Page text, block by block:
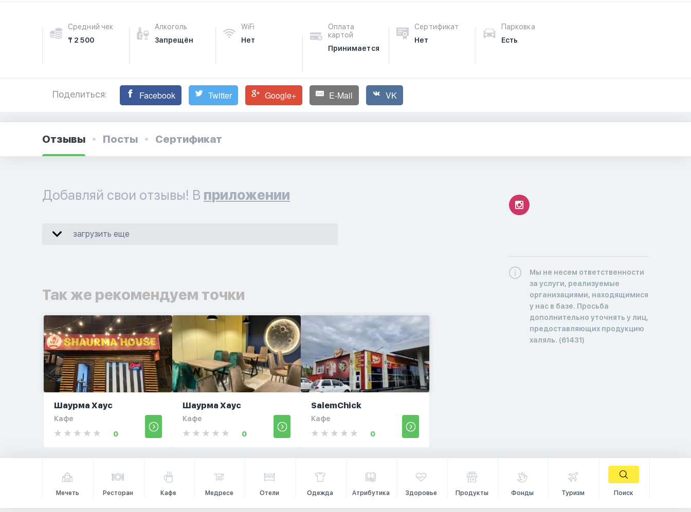
Средний чек
₸ 2 500
Алкоголь
Запрещён
WiFi
Нет
Оплата
картой
Принимается
Сертификат
Нет
Парковка
Есть
Поделиться: Facebook Twitter Google+ E-Mail VK
Отзывы Посты Сертификат
Добавляй свои отзывы! В приложении
загрузить еще
Так же рекомендуем точки
Шаурма Хаус
Кафе
0
Шаурма Хаус
Кафе
0
SalemChick
Кафе
0
Мы не несем ответственности
за услуги, реализуемые
организациями, находящимися
у нас в базе. Просьба
дополнительно уточнять у лиц,
предоставляющих продукцию
халяль. (61431)
Мечеть Ресторан Кафе Медресе Отели Одежда Атрибутика Здоровье Продукты Фонды Туризм Поиск